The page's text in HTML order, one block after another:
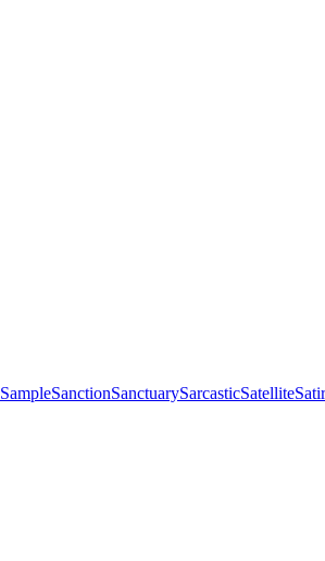
SampleSanctionSanctuarySarcasticSatellite